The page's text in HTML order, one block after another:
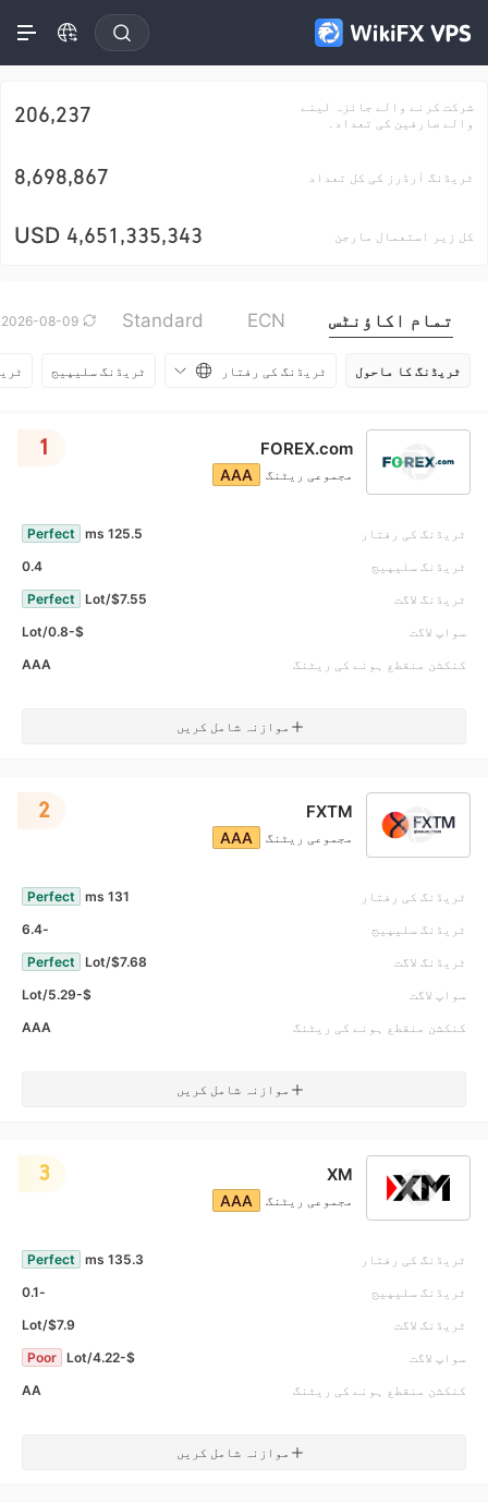
شرکت کرنے والے جائزہ لینے
والے صارفین کی تعداد۔
206,237
ٹریڈنگ آرڈرز کی کل تعداد 8,698,867
کل زیر استعمال مارجن USD 4,651,335,343
تمام اکاؤنٹس ECN
Standard
2026-08-09
ٹریڈنگ کا ماحول ٹریڈنگ کی رفتار ٹریڈنگ سلیپیج
FOREX.com
مجموعی ریٹنگ AAA
ٹریڈنگ کی رفتار 125.5 ms
Perfect
ٹریڈنگ سلیپیج
0.4
ٹریڈنگ لاگت
$7.55/Lot
Perfect
سواپ لاگت
$-0.8/Lot
کنکشن منقطع ہونے کی ریٹنگ
AAA
موازنہ شامل کریں
1
FXTM
مجموعی ریٹنگ AAA
ٹریڈنگ کی رفتار 131 ms
Perfect
ٹریڈنگ سلیپیج
-6.4
ٹریڈنگ لاگت
$7.68/Lot
Perfect
سواپ لاگت
$-5.29/Lot
کنکشن منقطع ہونے کی ریٹنگ
AAA
موازنہ شامل کریں
2
XM
مجموعی ریٹنگ AAA
ٹریڈنگ کی رفتار 135.3 ms
Perfect
ٹریڈنگ سلیپیج
-0.1
ٹریڈنگ لاگت
$7.9/Lot
سواپ لاگت
$-4.22/Lot
Poor
کنکشن منقطع ہونے کی ریٹنگ
AA
موازنہ شامل کریں
3